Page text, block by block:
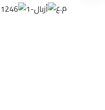
م.ع